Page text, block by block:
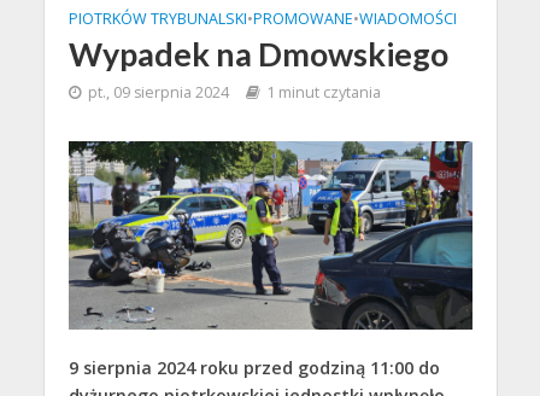
PIOTRKÓW TRYBUNALSKI•PROMOWANE•WIADOMOŚCI
Wypadek na Dmowskiego
pt., 09 sierpnia 2024 1 minut czytania
9 sierpnia 2024 roku przed godziną 11:00 do